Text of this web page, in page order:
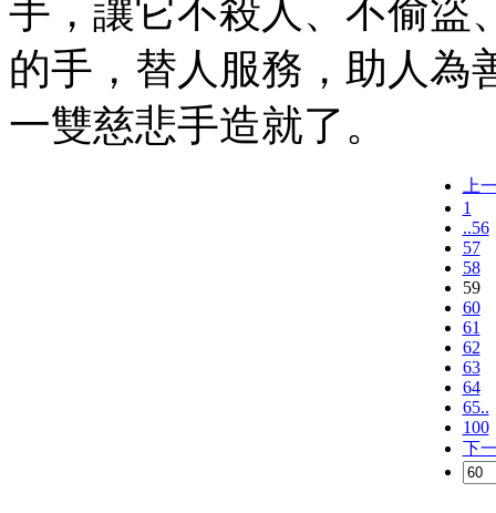
手，讓它不殺人、不偷盜
的手，替人服務，助人為
一雙慈悲手造就了。
上
1
..56
57
58
59
60
61
62
63
64
65..
100
下